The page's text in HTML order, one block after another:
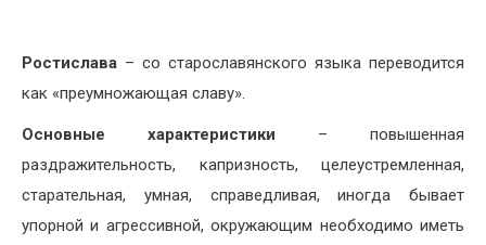
Ростислава – со старославянского языка переводится
как «преумножающая славу».
Основные характеристики – повышенная
раздражительность, капризность, целеустремленная,
старательная, умная, справедливая, иногда бывает
упорной и агрессивной, окружающим необходимо иметь